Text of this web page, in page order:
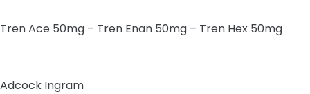
Tren Ace 50mg – Tren Enan 50mg – Tren Hex 50mg
Adcock Ingram